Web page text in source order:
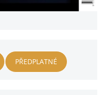
PŘEDPLATNÉ